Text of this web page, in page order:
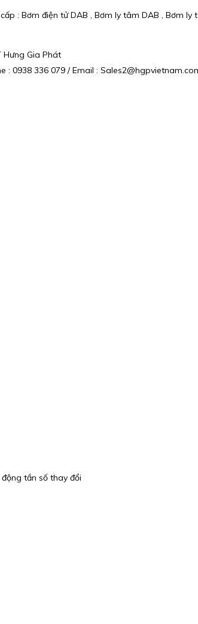
: Bơm điện tử DAB , Bơm ly tâm DAB , Bơm
Hưng Gia Phát
: 0938 336 079 / Email :
tần số thay đổi